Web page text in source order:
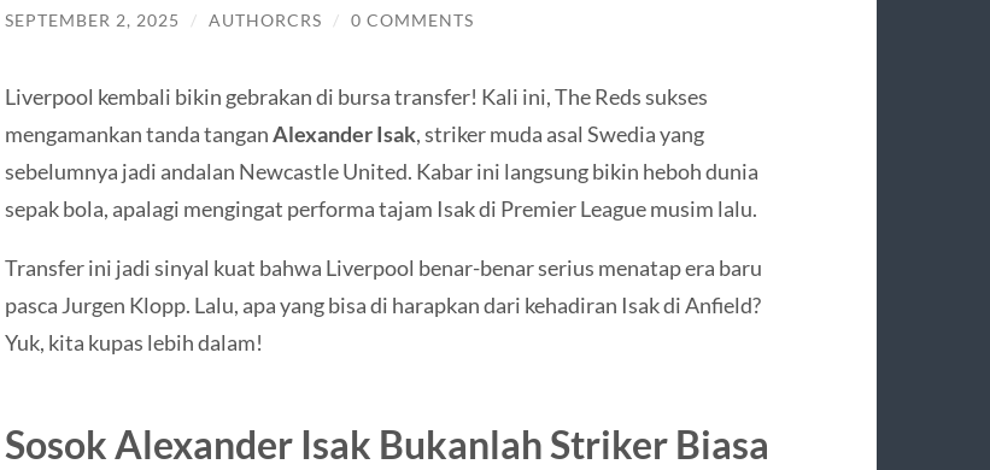
SEPTEMBER 2, 2025 / AUTHORCRS / 0 COMMENTS
Liverpool kembali bikin gebrakan di bursa transfer! Kali ini, The Reds sukses
mengamankan tanda tanganAlexander Isak, striker muda asal Swedia yang
sebelumnya jadi andalan Newcastle United. Kabar ini langsung bikin heboh dunia
sepak bola, apalagi mengingat performa tajam Isak di Premier League musim lalu.
Transfer ini jadi sinyal kuat bahwa Liverpool benar-benar serius menatap era baru
pasca Jurgen Klopp. Lalu, apa yang bisa di harapkan dari kehadiran Isak di Anfield?
Yuk, kita kupas lebih dalam!
Sosok Alexander Isak Bukanlah Striker Biasa